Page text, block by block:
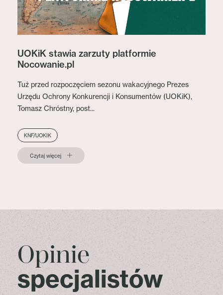
UOKiK stawia zarzuty platformie
Nocowanie.pl
Tuż przed rozpoczęciem sezonu wakacyjnego Prezes
Urzędu Ochrony Konkurencji i Konsumentów (UOKiK),
Tomasz Chróstny, post...
KNF/UOKIK
Czytaj więcej
Opinie
specjalistów